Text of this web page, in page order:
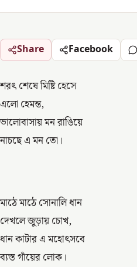
Share Facebook
শরৎ শেষে মিষ্টি হেসে
এলো হেমন্ত,
ভালোবাসায় মন রাঙিয়ে
নাচছে এ মন তো।
মাঠে মাঠে সোনালি ধান
দেখলে জুড়ায় চোখ,
ধান কাটার এ মহোৎসবে
ব্যস্ত গাঁয়ের লোক।